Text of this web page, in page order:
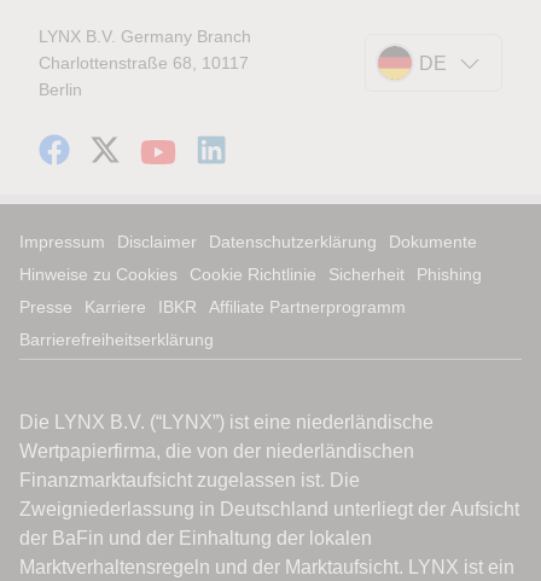
LYNX B.V. Germany Branch
Charlottenstraße 68, 10117
Berlin
DE
Impressum Disclaimer Datenschutzerklärung
Dokumente
Hinweise zu Cookies
Cookie Richtlinie Sicherheit
Phishing
Presse
Karriere IBKR
Affiliate Partnerprogramm
Barrierefreiheitserklärung